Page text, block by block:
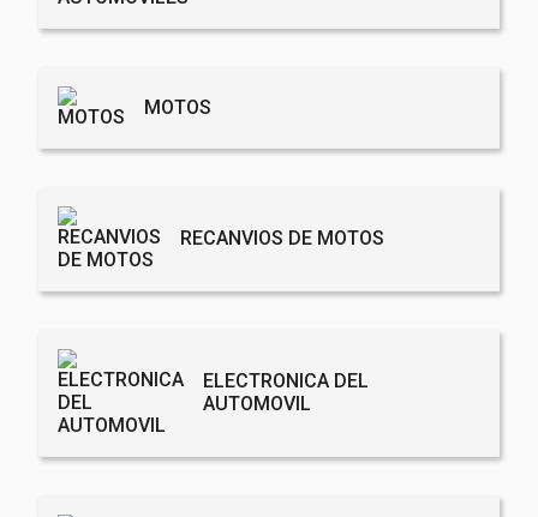
MOTOS
RECANVIOS DE MOTOS
ELECTRONICA DEL
AUTOMOVIL